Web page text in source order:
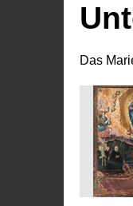
Das